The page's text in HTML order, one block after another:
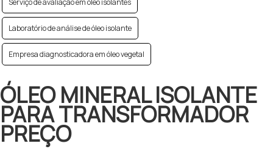
Serviço de avaliação em óleo isolantes
Laboratório de análise de óleo isolante
Empresa diagnosticadora em óleo vegetal
ÓLEO MINERAL ISOLANTE
PARA TRANSFORMADOR
PREÇO